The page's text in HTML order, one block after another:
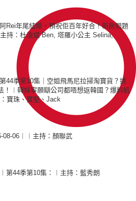
Rei年尾結婚，預祝佢百年好合！新房問題
持：杜浚斌 Ben, 塔羅小公主 Selina,
44季第10集｜空姐飛馬尼拉掃淘寶貨？挑
！︱韓妹寧願瞓公司都唔想返韓國？爆料航
寶珠、寶堅、Jack
08-06︱︱主持：顏聯武
第44季第10集：︱主持：藍秀朗